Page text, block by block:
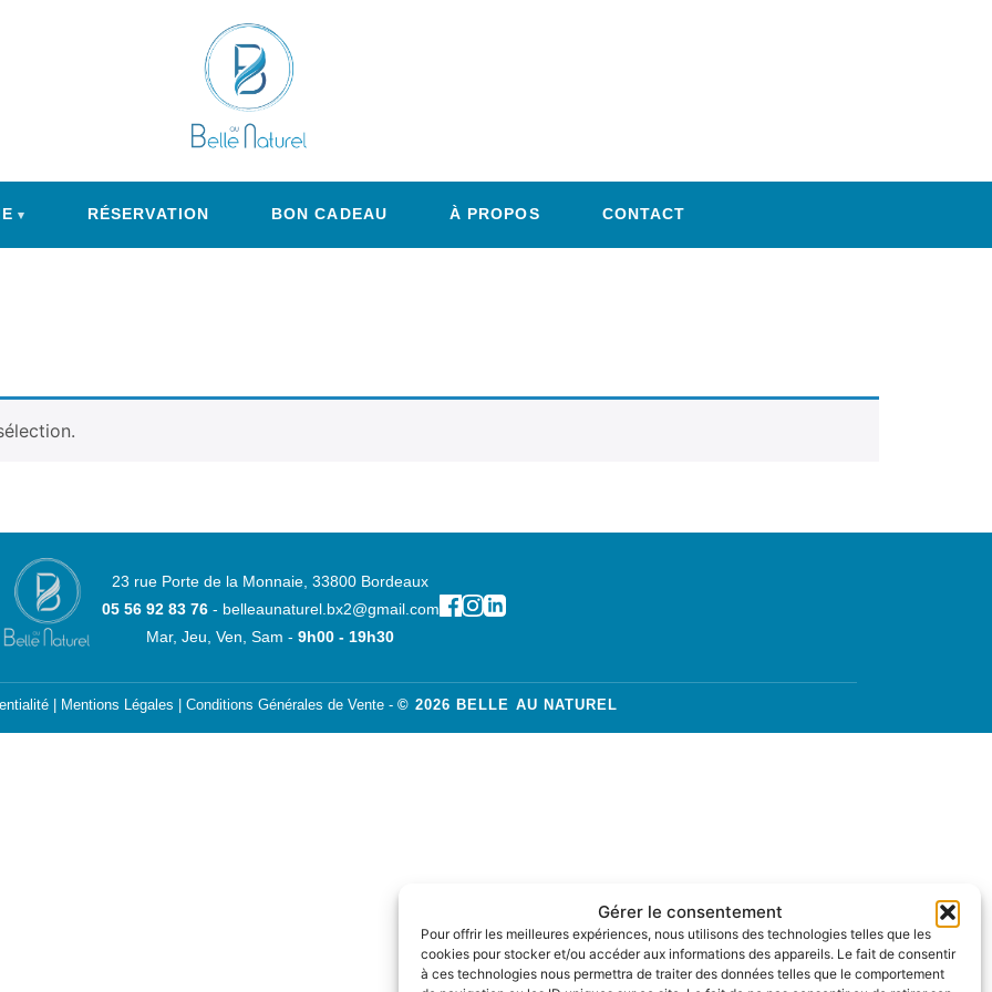
Gérer le consentement
Pour offrir les meilleures expériences, nous utilisons des technologies telles que les
cookies pour stocker et/ou accéder aux informations des appareils. Le fait de consentir
à ces technologies nous permettra de traiter des données telles que le comportement
RÉSERVATION BON CADEAU À PROPOS CONTACT
23 rue Porte de la Monnaie, 33800 Bordeaux
05 56 92 83 76- belleaunaturel.bx2@gmail.com
Mar, Jeu, Ven, Sam - 9h00 - 19h30
Mentions Légales |Conditions Générales de Vente -© 2026 BELLE AU NATUREL